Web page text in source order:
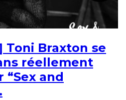
Toni Braxton se
réellement
“Sex and